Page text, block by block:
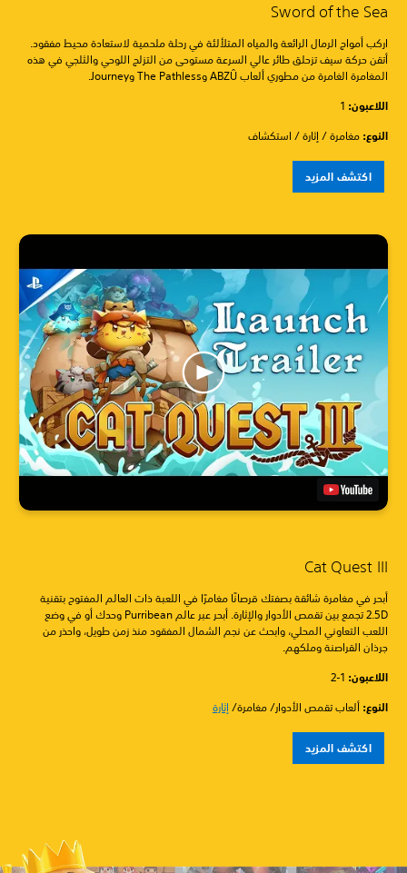
Sword of the Sea
اركب أمواج الرمال الرائعة والمياه المتلألئة في رحلة ملحمية لاستعادة محيط مفقود.
أتقن حركة سيف تزحلق طائر عالي السرعة مستوحى من التزلج اللوحي والثلجي في هذه
المغامرة الغامرة من مطوري ألعاب ABZÛ وThe Pathless وJourney.
اللاعبون:1
النوع:مغامرة / إثارة / استكشاف
اكتشف المزيد
Cat Quest III
أبحر في مغامرة شائقة بصفتك قرصانًا مغامرًا في اللعبة ذات العالم المفتوح بتقنية
2.5D تجمع بين تقمص الأدوار والإثارة. أبحر عبر عالم Purribean وحدك أو في وضع
اللعب التعاوني المحلي، وابحث عن نجم الشمال المفقود منذ زمن طويل، واحذر من
جرذان القراصنة وملكهم.
اللاعبون:1-2
النوع:ألعاب تقمص الأدوار/ مغامرة/إثارة
اكتشف المزيد